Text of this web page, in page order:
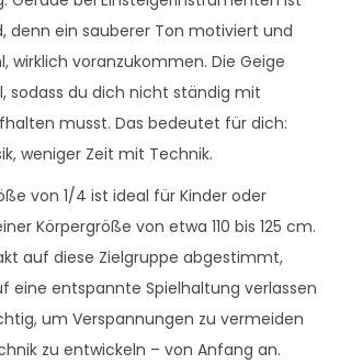
denn ein sauberer Ton motiviert und
wirklich voranzukommen. Die Geige
sodass du dich nicht ständig mit
musst. Das bedeutet für dich:
weniger Zeit mit Technik.
von 1/4 ist ideal für Kinder oder
Körpergröße von etwa 110 bis 125 cm.
auf diese Zielgruppe abgestimmt,
eine entspannte Spielhaltung verlassen
um Verspannungen zu vermeiden
zu entwickeln – von Anfang an.